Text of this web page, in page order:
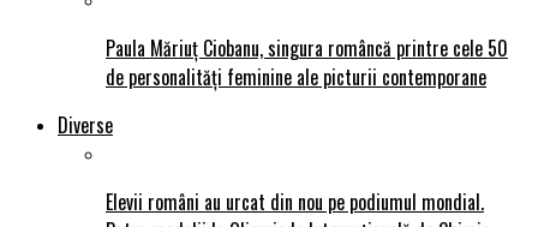
Paula Măriuț Ciobanu, singura româncă printre cele 50
de personalități feminine ale picturii contemporane
Diverse
Elevii români au urcat din nou pe podiumul mondial.